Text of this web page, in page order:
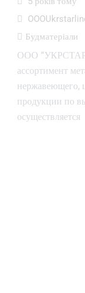
Будматеріали
ООО
ассортимент
нержавеющего,
продукции по
осуществляется